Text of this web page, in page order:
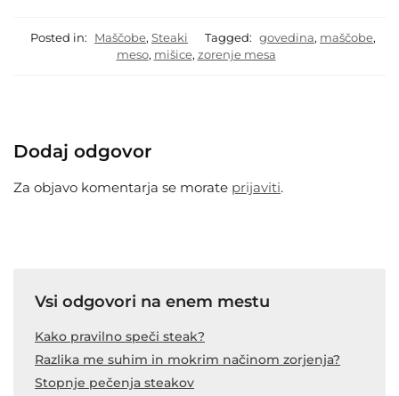
Posted in: Maščobe, Steaki Tagged: govedina, maščobe,
meso, mišice, zorenje mesa
Dodaj odgovor
Za objavo komentarja se morate prijaviti.
Vsi odgovori na enem mestu
Kako pravilno speči steak?
Razlika me suhim in mokrim načinom zorjenja?
Stopnje pečenja steakov